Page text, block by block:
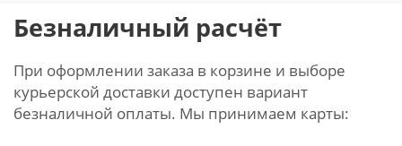
Безналичный расчёт
При оформлении заказа в корзине и выборе
курьерской доставки доступен вариант
безналичной оплаты. Мы принимаем карты: